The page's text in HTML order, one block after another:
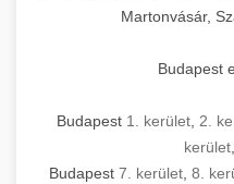
Martonvásár,
Budapest
Budapest 1. kerület 2.
kerület
Budapest 7. kerület, 8.